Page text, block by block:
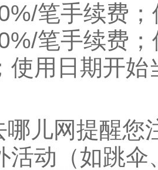
笔手续费
笔手续费
使用日期开
哪儿网提醒您
活动（如跳